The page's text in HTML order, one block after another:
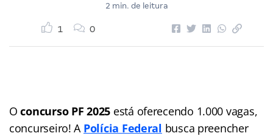
2 min. de leitura
1 0
Oconcurso PF 2025 está oferecendo 1.000 vagas,
concurseiro! A Polícia Federal busca preencher